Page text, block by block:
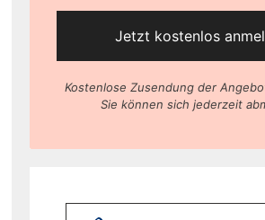
Kostenlose Zusendung der
Sie können sich jederzeit